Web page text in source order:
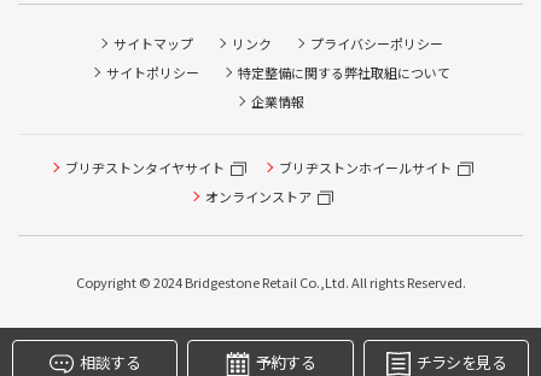
サイトマップ リンク
プライバシーポリシー
サイトポリシー
特定整備に関する弊社取組について
企業情報
ブリヂストンタイヤサイト
ブリヂストンホイールサイト
オンラインストア
Copyright © 2024 Bridgestone Retail Co.,Ltd. All rights Reserved.
相談する 予約する チラシを見る
タイヤ点検・安全点検/タイヤ履き替え/オイル交換/その他
ピット作業の予約
本日のタイヤ履き替え順番待ち予約 ※クローク契約会員の